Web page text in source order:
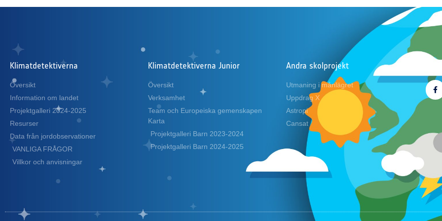
Klimatdetektiverna
Översikt
Information om landet
Projektgalleri 2024-2025
Resurser
Data från jordobservationer
VANLIGA FRÅGOR
Villkor och anvisningar
Klimatdetektiverna Junior
Översikt
Verksamhet
Team och Europeiska gemenskapen
Karta
Projektgalleri Barn 2023-2024
Projektgalleri Barn 2024-2025
Andra skolprojekt
Utmaning i månlägret
Uppdrag X
Astropi
Cansat